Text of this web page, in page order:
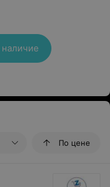
По цене